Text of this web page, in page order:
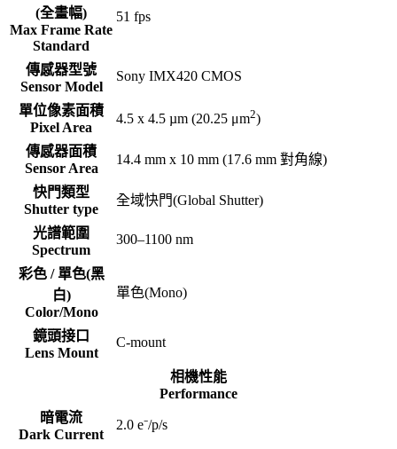
(全畫幅)
Max Frame Rate
Standard
51 fps
傳感器型號
Sensor Model
Sony IMX420 CMOS
單位像素面積
Pixel Area
4.5 x 4.5 µm (20.25 μm2)
傳感器面積
Sensor Area
14.4 mm x 10 mm (17.6 mm 對角線)
快門類型
Shutter type
全域快門(Global Shutter)
光譜範圍
Spectrum
300–1100 nm
彩色 / 單色(黑
白)
Color/Mono
單色(Mono)
鏡頭接口
Lens Mount
C-mount
相機性能
Performance
暗電流
Dark Current
2.0 e⁻/p/s